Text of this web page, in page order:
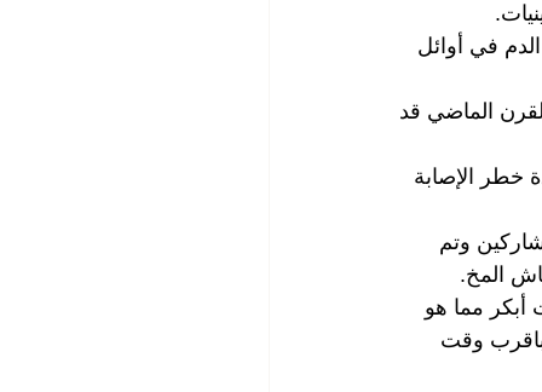
ضغط الدم في أوائل
الماضي قد
خطر الإصابة
وتم
أبكر مما هو
باقرب وقت